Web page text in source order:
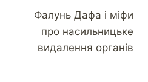
Фалунь Дафа і міфи
про насильницьке
видалення органів